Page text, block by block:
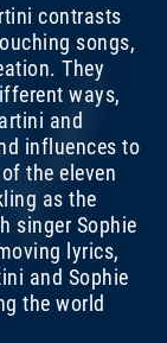
contrasts
songs,
They
ways,
and
influences to
the eleven
as the
singer Sophie
lyrics,
and Sophie
the world